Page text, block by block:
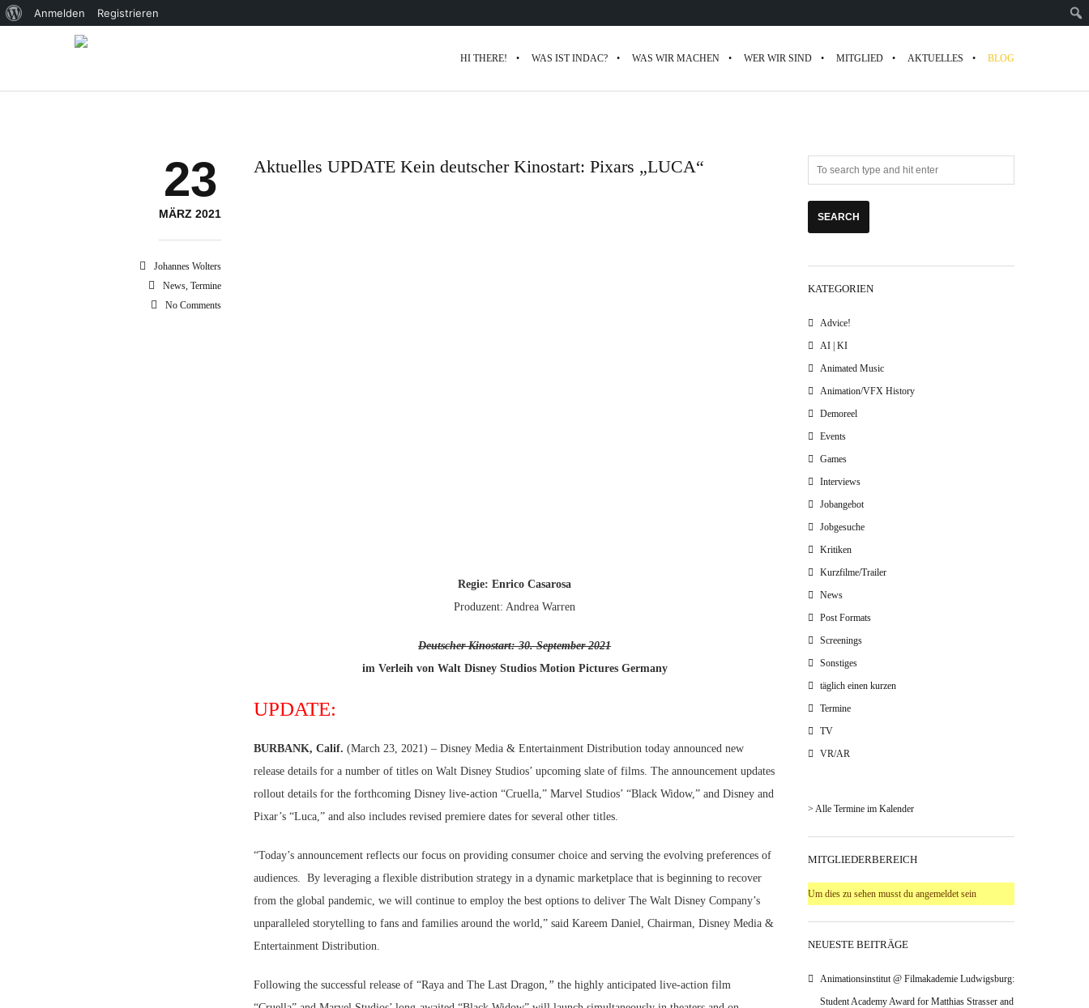
Über
WordPress
Anmelden Registrieren
HI THERE! WAS IST INDAC? WAS WIR MACHEN WER WIR SIND MITGLIED AKTUELLES BLOG
23
MÄRZ 2021
Johannes Wolters
News,Termine
No Comments
Aktuelles UPDATE Kein deutscher Kinostart: Pixars „LUCA“
Regie: Enrico Casarosa
Produzent: Andrea Warren
Deutscher Kinostart: 30. September 2021
im Verleih von Walt Disney Studios Motion Pictures Germany
UPDATE:
BURBANK, Calif. (March 23, 2021) – Disney Media & Entertainment Distribution today announced new
release details for a number of titles on Walt Disney Studios’ upcoming slate of films. The announcement updates
rollout details for the forthcoming Disney live-action “Cruella,” Marvel Studios’ “Black Widow,” and Disney and
Pixar’s “Luca,” and also includes revised premiere dates for several other titles.
“Today’s announcement reflects our focus on providing consumer choice and serving the evolving preferences of
audiences. By leveraging a flexible distribution strategy in a dynamic marketplace that is beginning to recover
from the global pandemic, we will continue to employ the best options to deliver The Walt Disney Company’s
unparalleled storytelling to fans and families around the world,” said Kareem Daniel, Chairman, Disney Media &
Entertainment Distribution.
Following the successful release of “Raya and The Last Dragon, ” the highly anticipated live-action film
KATEGORIEN
Advice!
AI | KI
Animated Music
Animation/VFX History
Demoreel
Events
Games
Interviews
Jobangebot
Jobgesuche
Kritiken
Kurzfilme/Trailer
News
Post Formats
Screenings
Sonstiges
täglich einen kurzen
Termine
TV
VR/AR
> Alle Termine im Kalender
MITGLIEDERBEREICH
Um dies zu sehen musst du angemeldet sein
NEUESTE BEITRÄGE
Animationsinstitut @ Filmakademie Ludwigsburg:
Student Academy Award for Matthias Strasser and